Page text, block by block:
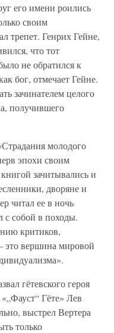
его имени роились
своим
трепет. Генрих Гейне,
что тот
не обратился к
бог, отмечает Гейне.
зачинателем целого
получившего
молодого
эпохи своим
зачитывались и
дворяне и
читал ее в ночь
с собой в походы.
критиков,
это вершина мировой
гётевского героя
Гёте» Лев
выстрел Вертера
только